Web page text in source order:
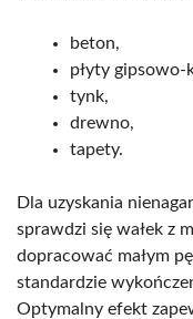
beton,
płyty gipsowo-
tynk,
drewno,
tapety.
Dla uzyskania
sprawdzi się wałek z
dopracować małym
standardzie
Optymalny efekt